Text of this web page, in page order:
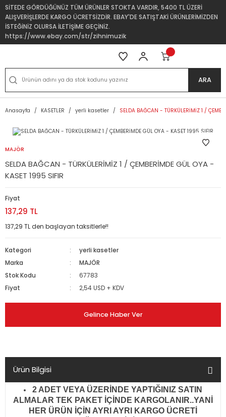
SİTEDE GÖRDÜĞÜNÜZ TÜM ÜRÜNLER STOKTA VARDIR, 5400 TL ÜZERİ
ALIŞVERİŞLERDE KARGO ÜCRETSİZDİR. EBAY'DE SATIŞTAKİ ÜRÜNLERİMİZDEN
İSTEĞİNİZ OLURSA İLETİŞİME GEÇİNİZ.
https://www.ebay.com/str/zihnimuzik
ARA
Anasayfa KASETLER yerli kasetler SELDA BAĞCAN - TÜRKÜLERİMİZ 1 /
MAJÖR
SELDA BAĞCAN - TÜRKÜLERİMİZ 1 / ÇEMBERİMDE GÜL OYA -
KASET 1995 SIFIR
Fiyat
137,29 TL
137,29 TL den başlayan taksitlerle!!
Kategori
yerli kasetler
Marka
MAJÖR
Stok Kodu
67783
Fiyat
2,54 USD + KDV
Gelince Haber Ver
Ürün Bilgisi
2 ADET VEYA ÜZERİNDE YAPTIĞINIZ SATIN
ALMALAR TEK PAKET İÇİNDE KARGOLANIR..YANİ
HER ÜRÜN İÇİN AYRI AYRI KARGO ÜCRETİ